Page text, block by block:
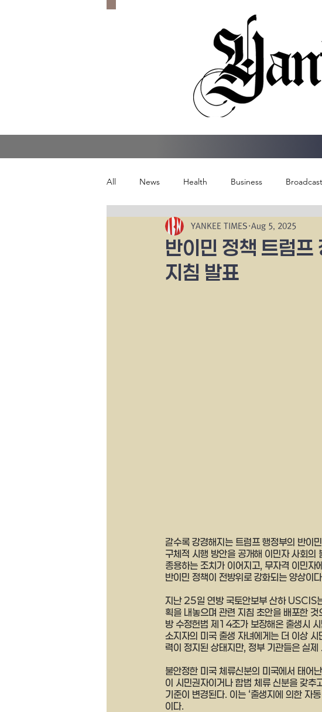
All News Health Business
반이민 정책 트럼프
지침 발표
YANKEE TIMES Aug 5, 2025
갈수록 강경해지는 트럼프 행정부의 반이
구체적 시행 방안을 공개해 이민자 사회
종용하는 조치가 이어지고, 무자격 이민
반이민 정책이 전방위로 강화되는 양상이
지난 25일 연방 국토안보부 산하 USCIS
획을 내놓으며 관련 지침 초안을 배포한
방 수정헌법 제14조가 보장해온 출생시
소지자의 미국 출생 자녀에게는 더 이상
력이 정지된 상태지만, 정부 기관들은 실
불안정한 미국 체류신분의 미국에서 태어
이 시민권자이거나 합법 체류 신분을 갖
기준이 변경된다. 이는 ‘출생지에 의한 자
이다.